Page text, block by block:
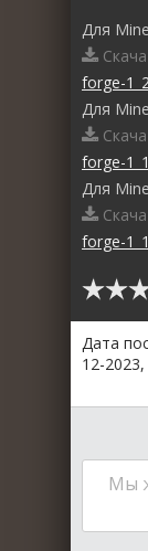
Для
forge-
Для
forge-
Для
forge-
Дата
12-
Мы